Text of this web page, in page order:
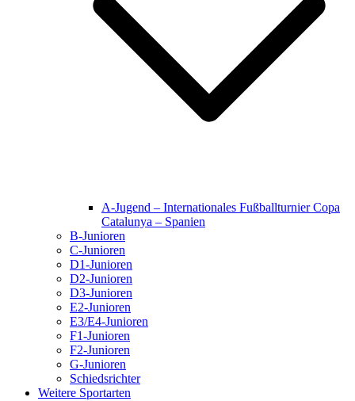
A-Jugend – Internationales Fußballturnier Copa
Catalunya – Spanien
B-Junioren
C-Junioren
D1-Junioren
D2-Junioren
D3-Junioren
E2-Junioren
E3/E4-Junioren
F1-Junioren
F2-Junioren
G-Junioren
Schiedsrichter
Weitere Sportarten